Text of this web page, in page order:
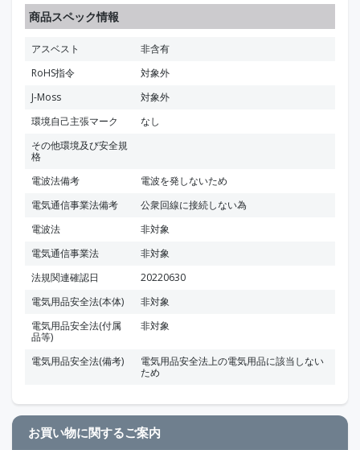
商品スペック情報
アスベスト
非含有
RoHS指令
対象外
J-Moss
対象外
環境自己主張マーク
なし
その他環境及び安全規
格
電波法備考
電波を発しないため
電気通信事業法備考
公衆回線に接続しない為
電波法
非対象
電気通信事業法
非対象
法規関連確認日
20220630
電気用品安全法(本体)
非対象
電気用品安全法(付属
品等)
非対象
電気用品安全法(備考)
電気用品安全法上の電気用品に該当しない
ため
お買い物に関するご案内